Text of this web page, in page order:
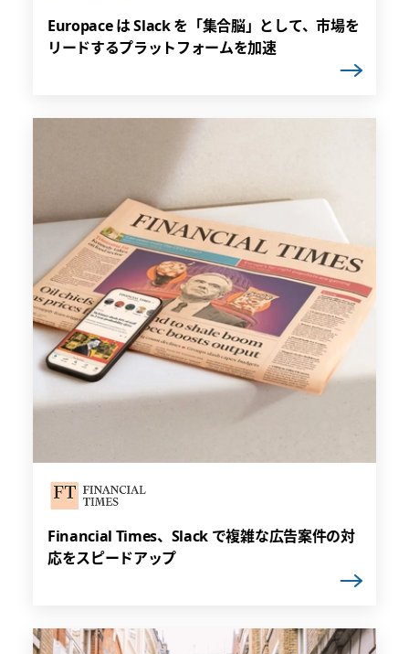
Europace は Slack を「集合脳」として、市場を
リードするプラットフォームを加速
Financial Times、Slack で複雑な広告案件の対
応をスピードアップ